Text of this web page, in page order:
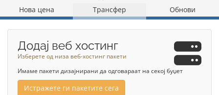
Нова цена
Трансфер Обнови
Додај веб хостинг
Изберете од низа веб-хостинг пакети
Имаме пакети дизајнирани да одговараат на секој буџет
Истражете ги пакетите сега